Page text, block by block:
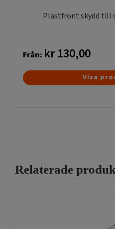
Slutligen, se vad mer vi kan
Plastfront skydd till
Från: kr130,00
Visa
Relaterade